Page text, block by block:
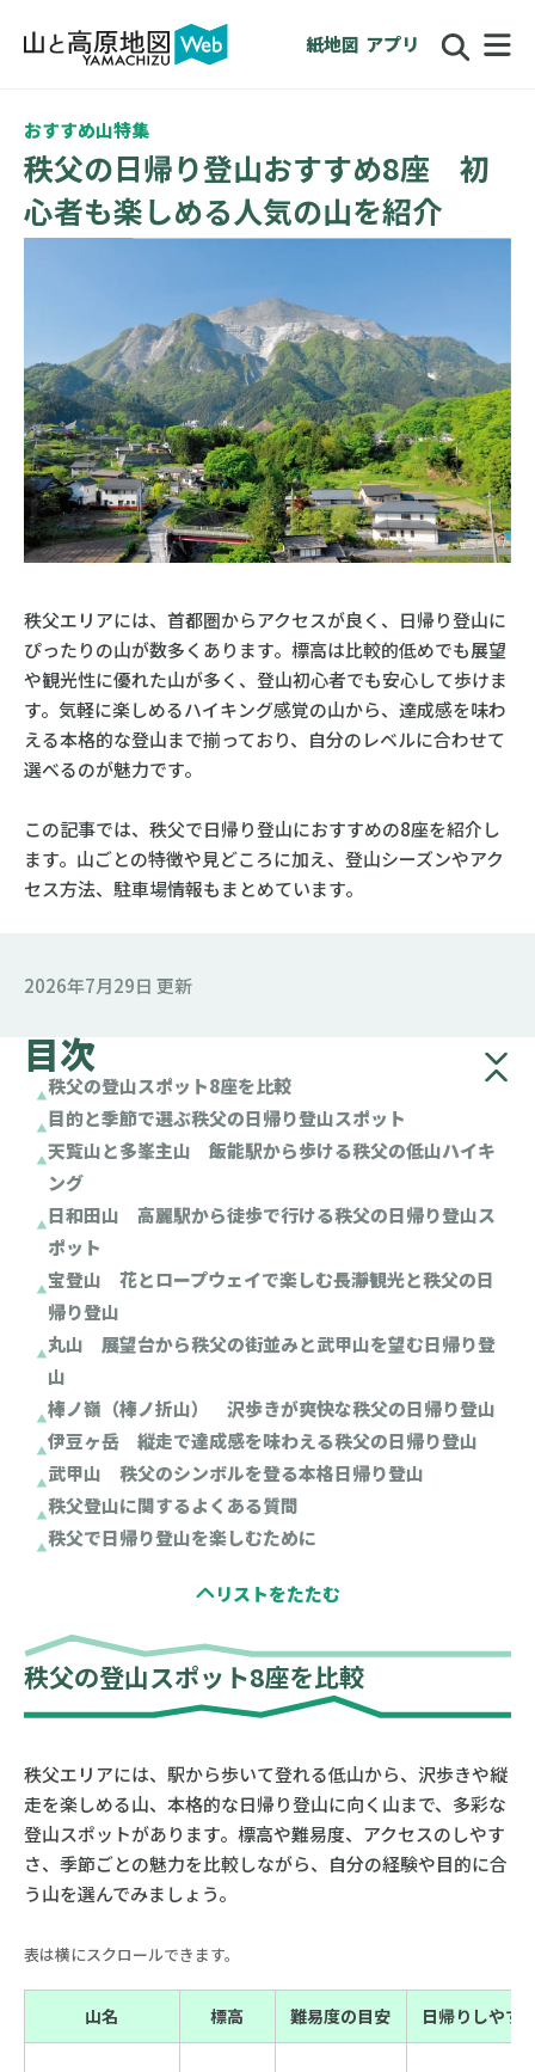
紙地図 アプリ
おすすめ山特集
秩父の日帰り登山おすすめ8座 初
心者も楽しめる人気の山を紹介
秩父エリアには、首都圏からアクセスが良く、日帰り登山に
ぴったりの山が数多くあります。標高は比較的低めでも展望
や観光性に優れた山が多く、登山初心者でも安心して歩けま
す。気軽に楽しめるハイキング感覚の山から、達成感を味わ
える本格的な登山まで揃っており、自分のレベルに合わせて
選べるのが魅力です。
この記事では、秩父で日帰り登山におすすめの8座を紹介し
ます。山ごとの特徴や見どころに加え、登山シーズンやアク
セス方法、駐車場情報もまとめています。
2026年7月29日 更新
目次
秩父の登山スポット8座を比較
目的と季節で選ぶ秩父の日帰り登山スポット
天覧山と多峯主山 飯能駅から歩ける秩父の低山ハイキ
ング
日和田山 高麗駅から徒歩で行ける秩父の日帰り登山ス
ポット
宝登山 花とロープウェイで楽しむ長瀞観光と秩父の日
帰り登山
丸山 展望台から秩父の街並みと武甲山を望む日帰り登
山
棒ノ嶺（棒ノ折山） 沢歩きが爽快な秩父の日帰り登山
伊豆ヶ岳 縦走で達成感を味わえる秩父の日帰り登山
武甲山 秩父のシンボルを登る本格日帰り登山
秩父登山に関するよくある質問
秩父で日帰り登山を楽しむために
秩父の登山スポット8座を比較
秩父エリアには、駅から歩いて登れる低山から、沢歩きや縦
走を楽しめる山、本格的な日帰り登山に向く山まで、多彩な
登山スポットがあります。標高や難易度、アクセスのしやす
さ、季節ごとの魅力を比較しながら、自分の経験や目的に合
う山を選んでみましょう。
表は横にスクロールできます。
山名 標高 難易度の目安 日帰りしやす